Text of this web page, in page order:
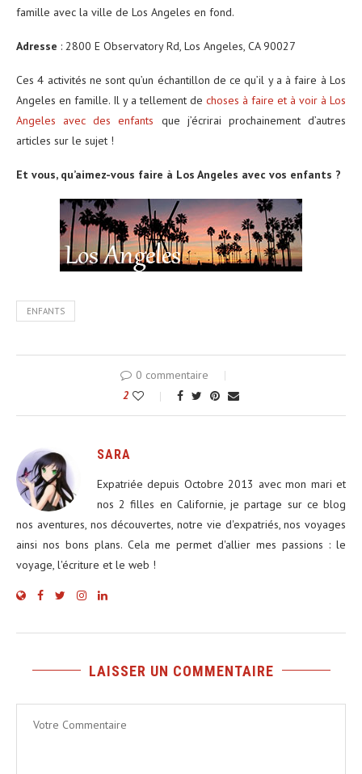
famille avec la ville de Los Angeles en fond.
Adresse : 2800 E Observatory Rd, Los Angeles, CA 90027
Ces 4 activités ne sont qu’un échantillon de ce qu’il y a à faire à Los
Angeles en famille. Il y a tellement de choses à faire et à voir à Los
Angeles avec des enfants que j’écrirai prochainement d’autres
articles sur le sujet !
Et vous, qu’aimez-vous faire à Los Angeles avec vos enfants ?
ENFANTS
0 commentaire
2
SARA
Expatriée depuis Octobre 2013 avec mon mari et
nos 2 filles en Californie, je partage sur ce blog
nos aventures, nos découvertes, notre vie d'expatriés, nos voyages
ainsi nos bons plans. Cela me permet d'allier mes passions : le
voyage, l'écriture et le web !
LAISSER UN COMMENTAIRE